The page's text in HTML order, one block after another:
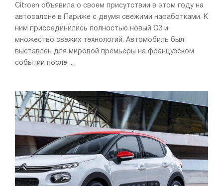
Citroen объявила о своем присутствии в этом году на
автосалоне в Париже с двумя свежими наработками. К
ним присоединились полностью новый C3 и
множество свежих технологий. Автомобиль был
выставлен для мировой премьеры на французском
событии после ...